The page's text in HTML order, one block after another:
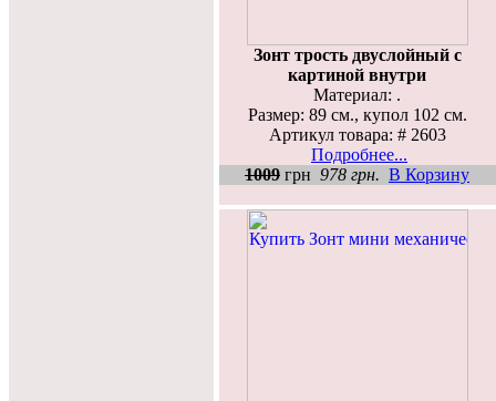
Зонт трость двуслойный с
картиной внутри
Материал: .
Размер: 89 см., купол 102 см.
Артикул товара: # 2603
Подробнее...
1009 грн 978 грн. В Корзину